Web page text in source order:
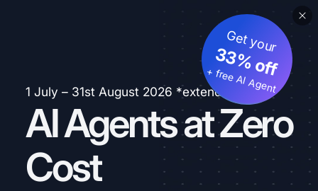
1 July – 31st August 2026 *extended
AI Agents at Zero
Cost
Get your
33% off
+ free AI Agent